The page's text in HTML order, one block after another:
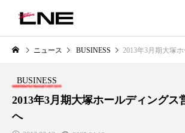
グローバルビューティ＆ヘルスケアビジネス誌
LIFESTYLE
ニュース BUSINESS 2013年3月期大塚ホールデ
BUSINESS
2013年3月期大塚ホールディングス
へ